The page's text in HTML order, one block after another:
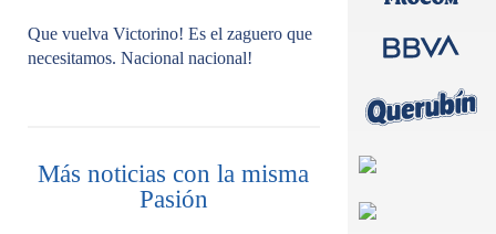
Que vuelva Victorino! Es el zaguero que
necesitamos. Nacional nacional!
Más noticias con la misma
Pasión